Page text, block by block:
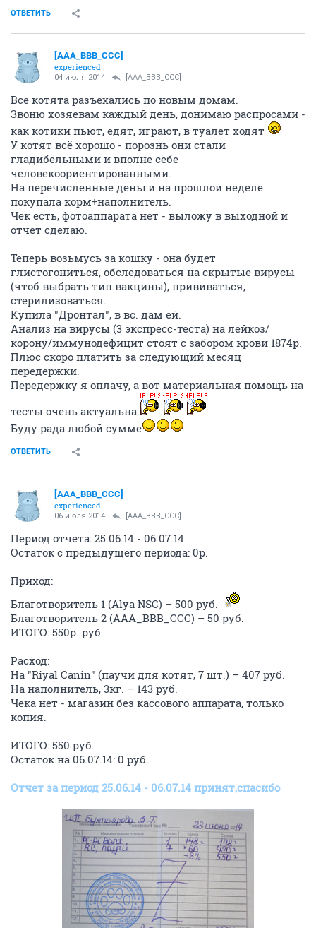
ОТВЕТИТЬ
[AAA_BBB_CCC]
experienced
04 июля 2014 [AAA_BBB_CCC]
Все котята разъехались по новым домам.
Звоню хозяевам каждый день, донимаю распросами -
как котики пьют, едят, играют, в туалет ходят
У котят всё хорошо - порознь они стали
гладибельными и вполне себе
человекоориентированными.
На перечисленные деньги на прошлой неделе
покупала корм+наполнитель.
Чек есть, фотоаппарата нет - выложу в выходной и
отчет сделаю.
Теперь возьмусь за кошку - она будет
глистогониться, обследоваться на скрытые вирусы
(чтоб выбрать тип вакцины), прививаться,
стерилизоваться.
Купила "Дронтал", в вс. дам ей.
Анализ на вирусы (3 экспресс-теста) на лейкоз/
корону/иммунодефицит стоят с забором крови 1874р.
Плюс скоро платить за следующий месяц
передержки.
Передержку я оплачу, а вот материальная помощь на
тесты очень актуальна
Буду рада любой сумме
ОТВЕТИТЬ
[AAA_BBB_CCC]
experienced
06 июля 2014 [AAA_BBB_CCC]
Период отчета: 25.06.14 - 06.07.14
Остаток с предыдущего периода: 0р.
Приход:
Благотворитель 1 (Alya NSC) – 500 руб.
Благотворитель 2 (AAA_BBB_CCC) – 50 руб.
ИТОГО: 550р. руб.
Расход:
На "Riyal Canin" (паучи для котят, 7 шт.) – 407 руб.
На наполнитель, 3кг. – 143 руб.
Чека нет - магазин без кассового аппарата, только
копия.
ИТОГО: 550 руб.
Остаток на 06.07.14: 0 руб.
Отчет за период 25.06.14 - 06.07.14 принят,спасибо